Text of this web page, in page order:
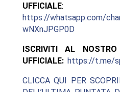
UFFICIALE:
https://whatsapp.com/
wNXnJPGP0D
ISCRIVITI AL
UFFICIALE: https://t.me/
CLICCA QUI PER